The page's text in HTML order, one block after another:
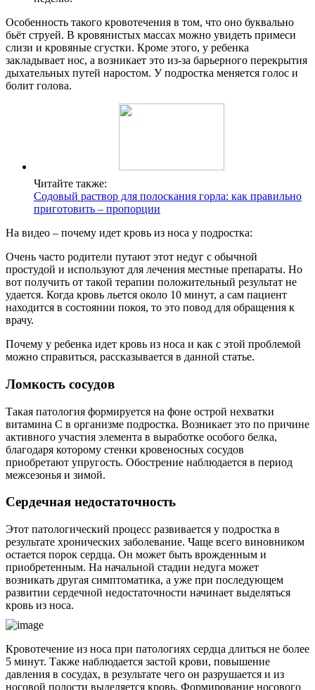
Особенность такого кровотечения в том, что оно буквально
бьёт струей. В кровянистых массах можно увидеть примеси
слизи и кровяные сгустки. Кроме этого, у ребенка
закладывает нос, а возникает это из-за барьерного перекрытия
дыхательных путей наростом. У подростка меняется голос и
болит голова.
Читайте также:
Содовый раствор для полоскания горла: как правильно
приготовить – пропорции
На видео – почему идет кровь из носа у подростка:
Очень часто родители путают этот недуг с обычной
простудой и используют для лечения местные препараты. Но
вот получить от такой терапии положительный результат не
удается. Когда кровь льется около 10 минут, а сам пациент
находится в состоянии покоя, то это повод для обращения к
врачу.
Почему у ребенка идет кровь из носа и как с этой проблемой
можно справиться, рассказывается в данной статье.
Ломкость сосудов
Такая патология формируется на фоне острой нехватки
витамина С в организме подростка. Возникает это по причине
активного участия элемента в выработке особого белка,
благодаря которому стенки кровеносных сосудов
приобретают упругость. Обострение наблюдается в период
межсезонья и зимой.
Сердечная недостаточность
Этот патологический процесс развивается у подростка в
результате хронических заболевание. Чаще всего виновником
остается порок сердца. Он может быть врожденным и
приобретенным. На начальной стадии недуга может
возникать другая симптоматика, а уже при последующем
развитии сердечной недостаточности начинает выделяться
кровь из носа.
Кровотечение из носа при патологиях сердца длиться не более
5 минут. Также наблюдается застой крови, повышение
давления в сосудах, в результате чего он разрушается и из
носовой полости выделяется кровь. Формирование носового